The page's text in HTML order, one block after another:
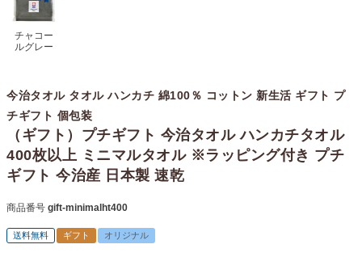
チャコー
ルグレー
今治タオル タオル ハンカチ 綿100％ コットン 新生活 ギフト プ
チギフト 個包装
（ギフト）プチギフト 今治タオル ハンカチタオル
400枚以上 ミニマルタオル ※ラッピング付き プチ
ギフト 今治産 日本製 速乾
商品番号 gift-minimalht400
送料無料 ギフト オリジナル